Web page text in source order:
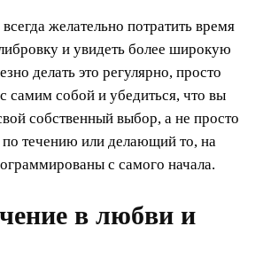
желательно потратить время
и увидеть более широкую
делать это регулярно, просто
самим собой и убедиться, что вы
собственный выбор, а не просто
течению или делающий то, на
с самого начала.
в любви и